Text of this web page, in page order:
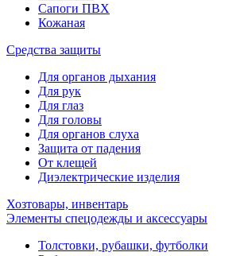
Сапоги ПВХ
Кожаная
Средства защиты
Для органов дыхания
Для рук
Для глаз
Для головы
Для органов слуха
Защита от падения
От клещей
Диэлектрические изделия
Хозтовары, инвентарь
Элементы спецодежды и аксессуары
Толстовки, рубашки, футболки